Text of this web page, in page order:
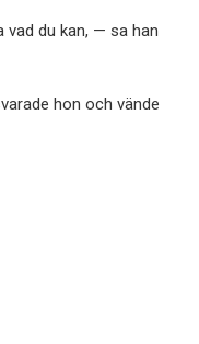
vad du kan, — sa han
hon och vände